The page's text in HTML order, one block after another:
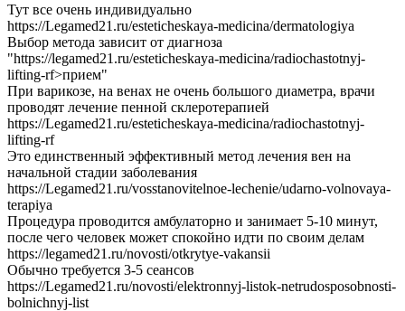
Тут все очень индивидуально
https://Legamed21.ru/esteticheskaya-medicina/dermatologiya
Выбор метода зависит от диагноза
"https://legamed21.ru/esteticheskaya-medicina/radiochastotnyj-
lifting-rf>прием"
При варикозе, на венах не очень большого диаметра, врачи
проводят лечение пенной склеротерапией
https://Legamed21.ru/esteticheskaya-medicina/radiochastotnyj-
lifting-rf
Это единственный эффективный метод лечения вен на
начальной стадии заболевания
https://Legamed21.ru/vosstanovitelnoe-lechenie/udarno-volnovaya-
terapiya
Процедура проводится амбулаторно и занимает 5-10 минут,
после чего человек может спокойно идти по своим делам
https://legamed21.ru/novosti/otkrytye-vakansii
Обычно требуется 3-5 сеансов
https://Legamed21.ru/novosti/elektronnyj-listok-netrudosposobnosti-
bolnichnyj-list